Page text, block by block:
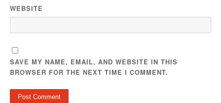
WEBSITE
SAVE MY NAME, EMAIL, AND WEBSITE IN THIS
BROWSER FOR THE NEXT TIME I COMMENT.